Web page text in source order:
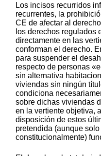
Los incisos recurridos
recurrentes, la
CE de afectar al
los derechos regulados
directamente en las
conforman el derecho.
para suspender el
respecto de personas
sin alternativa
viviendas sin ningún
condiciona
sobre dichas viviendas
en la vertiente objetiva,
disposición de estos
pretendida (aunque
constitucionalmente)